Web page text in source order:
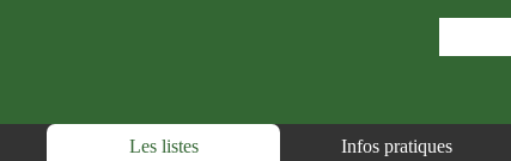
Les listes Infos pratiques